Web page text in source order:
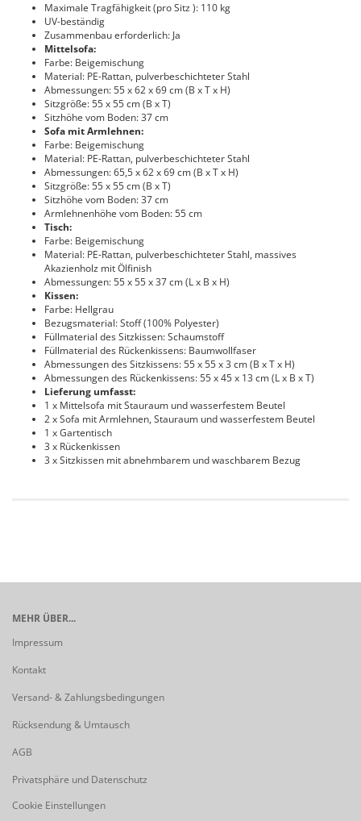
Maximale Tragfähigkeit (pro Sitz ): 110 kg
UV-beständig
Zusammenbau erforderlich: Ja
Mittelsofa:
Farbe: Beigemischung
Material: PE-Rattan, pulverbeschichteter Stahl
Abmessungen: 55 x 62 x 69 cm (B x T x H)
Sitzgröße: 55 x 55 cm (B x T)
Sitzhöhe vom Boden: 37 cm
Sofa mit Armlehnen:
Farbe: Beigemischung
Material: PE-Rattan, pulverbeschichteter Stahl
Abmessungen: 65,5 x 62 x 69 cm (B x T x H)
Sitzgröße: 55 x 55 cm (B x T)
Sitzhöhe vom Boden: 37 cm
Armlehnenhöhe vom Boden: 55 cm
Tisch:
Farbe: Beigemischung
Material: PE-Rattan, pulverbeschichteter Stahl, massives
Akazienholz mit Ölfinish
Abmessungen: 55 x 55 x 37 cm (L x B x H)
Kissen:
Farbe: Hellgrau
Bezugsmaterial: Stoff (100% Polyester)
Füllmaterial des Sitzkissen: Schaumstoff
Füllmaterial des Rückenkissens: Baumwollfaser
Abmessungen des Sitzkissens: 55 x 55 x 3 cm (B x T x H)
Abmessungen des Rückenkissens: 55 x 45 x 13 cm (L x B x T)
Lieferung umfasst:
1 x Mittelsofa mit Stauraum und wasserfestem Beutel
2 x Sofa mit Armlehnen, Stauraum und wasserfestem Beutel
1 x Gartentisch
3 x Rückenkissen
3 x Sitzkissen mit abnehmbarem und waschbarem Bezug
MEHR ÜBER...
Impressum
Kontakt
Versand- & Zahlungsbedingungen
Rücksendung & Umtausch
AGB
Privatsphäre und Datenschutz
Cookie Einstellungen